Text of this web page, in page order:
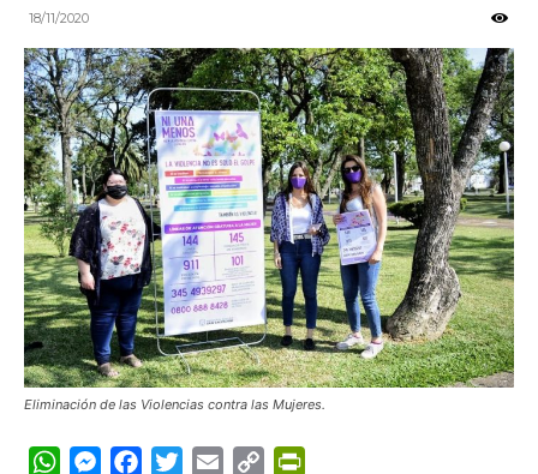
18/11/2020
Eliminación de las Violencias contra las Mujeres.
WhatsApp
Messenger
FacebookTwitterEmail Copy